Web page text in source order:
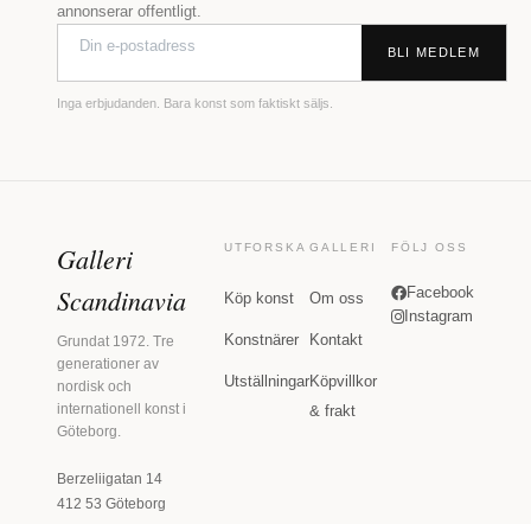
annonserar offentligt.
BLI MEDLEM
Inga erbjudanden. Bara konst som faktiskt säljs.
Galleri
Scandinavia
Grundat 1972. Tre
generationer av
nordisk och
internationell konst i
Göteborg.
Berzeliigatan 14
412 53 Göteborg
UTFORSKA
Köp konst
Konstnärer
Utställningar
GALLERI
Om oss
Kontakt
Köpvillkor
& frakt
FÖLJ OSS
Facebook
Instagram